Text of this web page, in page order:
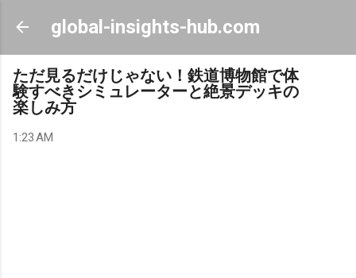
Skip to main content
global-insights-hub.com
ただ見るだけじゃない！鉄道博物館で体
験すべきシミュレーターと絶景デッキの
楽しみ方
1:23 AM